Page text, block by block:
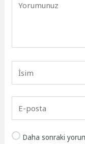
Daha sonraki